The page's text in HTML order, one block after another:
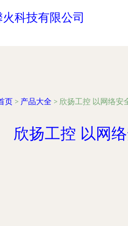
科技有限公司
页 > 产品大全 > 欣扬工控 以网络安
欣扬工控 以网